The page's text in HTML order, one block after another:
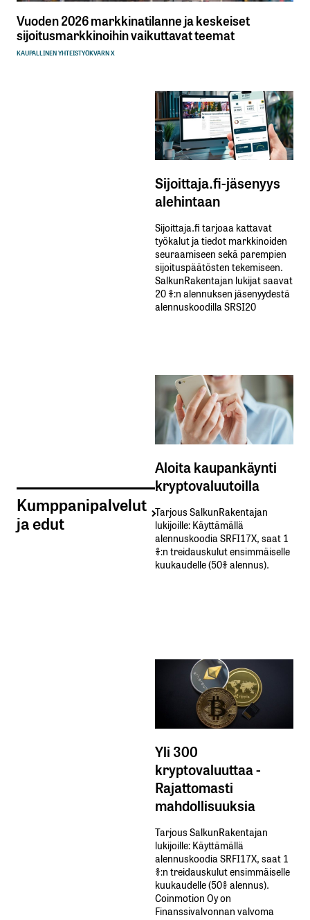
Vuoden 2026 markkinatilanne ja keskeiset
sijoitusmarkkinoihin vaikuttavat teemat
KAUPALLINEN YHTEISTYÖKVARN X
Kumppanipalvelut
ja edut
Sijoittaja.fi-jäsenyys
alehintaan
Sijoittaja.fi tarjoaa kattavat
työkalut ja tiedot markkinoiden
seuraamiseen sekä parempien
sijoituspäätösten tekemiseen.
SalkunRakentajan lukijat saavat
20 %:n alennuksen jäsenyydestä
alennuskoodilla SRSI20
Aloita kaupankäynti
kryptovaluutoilla
Tarjous SalkunRakentajan
lukijoille: Käyttämällä​ ​
alennuskoodia​ ​SRFI17X,​ ​saat​ ​1
%:n treidauskulut​ ​ensimmäiselle​ ​
kuukaudelle​ ​(50%​ ​alennus).
Yli 300
kryptovaluuttaa -
Rajattomasti
mahdollisuuksia
Tarjous SalkunRakentajan
lukijoille: Käyttämällä​ ​
alennuskoodia​ ​SRFI17X,​ ​saat​ ​1
%:n treidauskulut​ ​ensimmäiselle​ ​
kuukaudelle​ ​(50%​ ​alennus).
Coinmotion Oy on
Finanssivalvonnan valvoma